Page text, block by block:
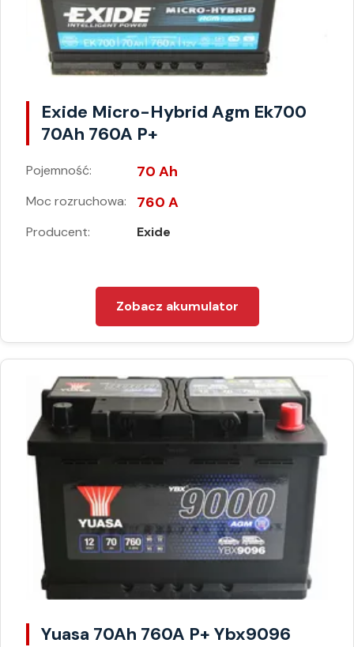
Exide Micro-Hybrid Agm Ek700
70Ah 760A P+
Pojemność: 70 Ah
Moc rozruchowa: 760 A
Producent: Exide
Zobacz akumulator
Yuasa 70Ah 760A P+ Ybx9096